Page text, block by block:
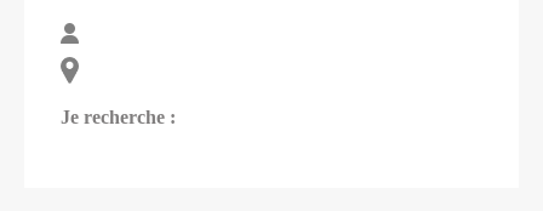
Je recherche :